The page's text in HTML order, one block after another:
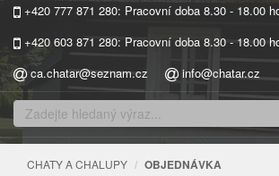
+420 777 871 280: Pracovní doba 8.30 - 18.00
+420 603 871 280: Pracovní doba 8.30 - 18.00
ca.chatar@seznam.cz
info@chatar.cz
CHATY A CHALUPY OBJEDNÁVKA